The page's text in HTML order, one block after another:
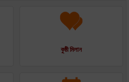
কুষ্ঠী মিলান